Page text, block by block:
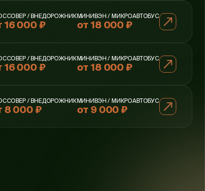
/ ВНЕДОРОЖНИК
16 000 ₽
МИНИВЭН / МИКРОАВТОБУС
от 18 000 ₽
/ ВНЕДОРОЖНИК
16 000 ₽
МИНИВЭН / МИКРОАВТОБУС
от 18 000 ₽
/ ВНЕДОРОЖНИК
8 000 ₽
МИНИВЭН / МИКРОАВТОБУС
от 9 000 ₽